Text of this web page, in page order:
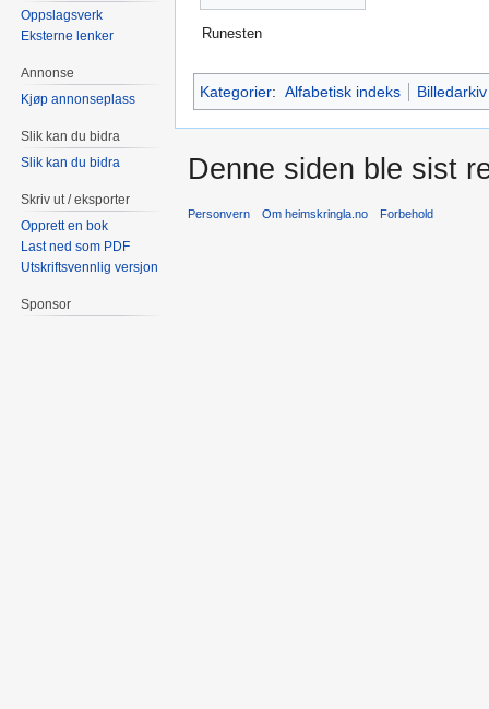
Runesten
Kategorier: Alfabetisk indeks Billedarkiv
Oppslagsverk
Eksterne lenker
Annonse
Kjøp annonseplass
Slik kan du bidra
Slik kan du bidra
Skriv ut / eksporter
Opprett en bok
Last ned som PDF
Utskriftsvennlig versjon
Sponsor
Denne siden ble sist
Personvern Om heimskringla.no Forbehold